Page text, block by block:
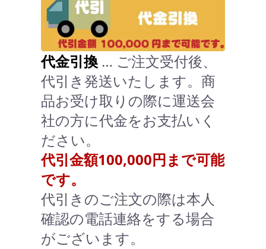
代金引換 … ご注文受付後、
代引き発送いたします。商
品お受け取りの際に運送会
社の方に代金をお支払いく
ださい。
代引金額100,000円まで可能
です。
代引きのご注文の際は本人
確認の電話連絡をする場合
がございます。